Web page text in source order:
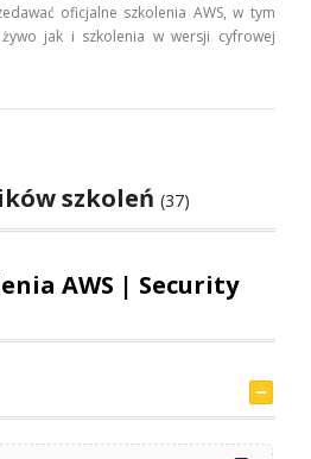
oficjalne szkolenia AWS, w tym
jak i szkolenia w wersji cyfrowej
szkoleń (37)
AWS | Security